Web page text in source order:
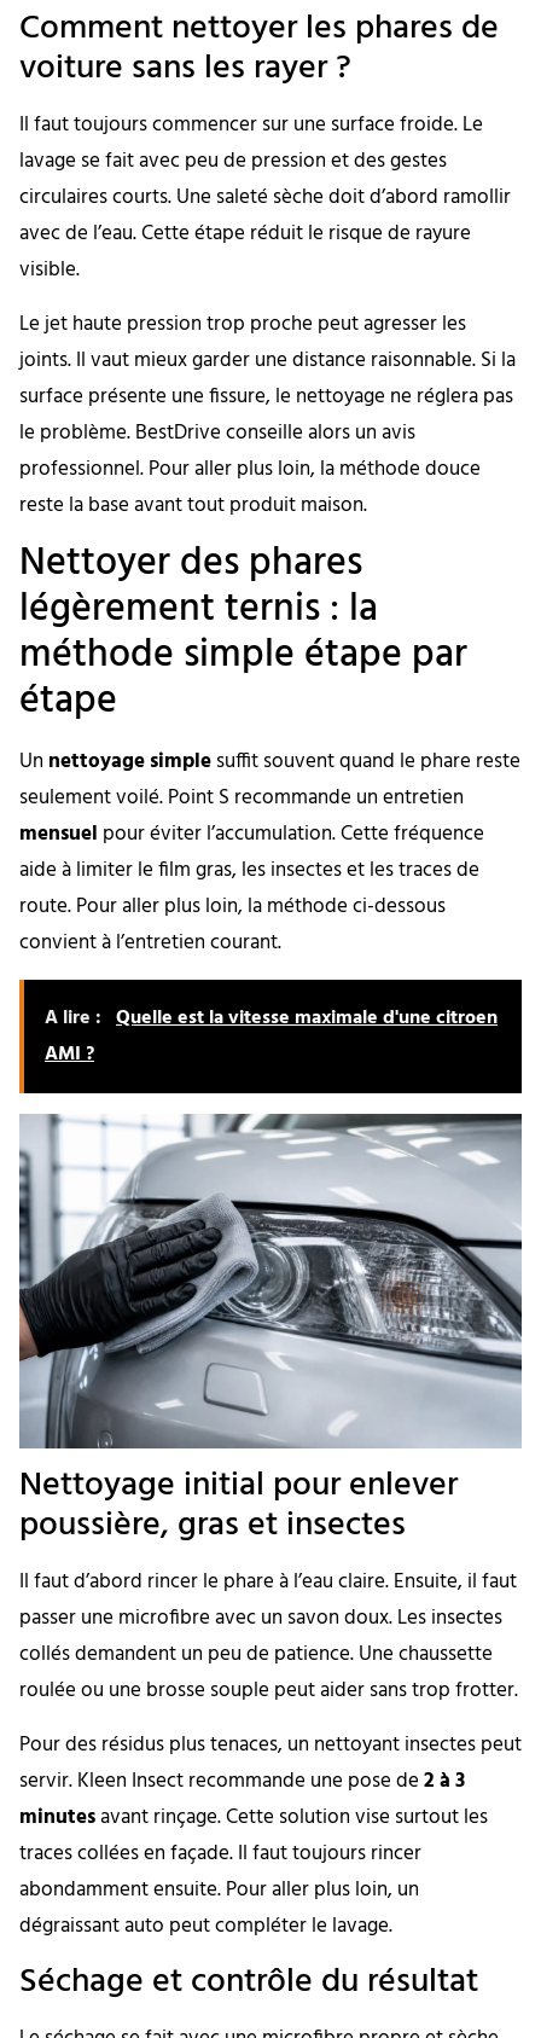
Comment nettoyer les phares de
voiture sans les rayer ?
Il faut toujours commencer sur une surface froide. Le
lavage se fait avec peu de pression et des gestes
circulaires courts. Une saleté sèche doit d’abord ramollir
avec de l’eau. Cette étape réduit le risque de rayure
visible.
Le jet haute pression trop proche peut agresser les
joints. Il vaut mieux garder une distance raisonnable. Si la
surface présente une fissure, le nettoyage ne réglera pas
le problème. BestDrive conseille alors un avis
professionnel. Pour aller plus loin, la méthode douce
reste la base avant tout produit maison.
Nettoyer des phares
légèrement ternis : la
méthode simple étape par
étape
Un nettoyage simplesuffit souvent quand le phare reste
seulement voilé. Point S recommande un entretien
mensuel pour éviter l’accumulation. Cette fréquence
aide à limiter le film gras, les insectes et les traces de
route. Pour aller plus loin, la méthode ci-dessous
convient à l’entretien courant.
A lire : Quelle est la vitesse maximale d'une citroen
AMI ?
Nettoyage initial pour enlever
poussière, gras et insectes
Il faut d’abord rincer le phare à l’eau claire. Ensuite, il faut
passer une microfibre avec un savon doux. Les insectes
collés demandent un peu de patience. Une chaussette
roulée ou une brosse souple peut aider sans trop frotter.
Pour des résidus plus tenaces, un nettoyant insectes peut
servir. Kleen Insect recommande une pose de2 à 3
minutesavant rinçage. Cette solution vise surtout les
traces collées en façade. Il faut toujours rincer
abondamment ensuite. Pour aller plus loin, un
dégraissant auto peut compléter le lavage.
Séchage et contrôle du résultat